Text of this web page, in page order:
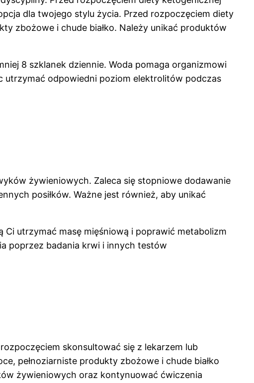
dla twojego stylu życia. Przed rozpoczęciem diety
zbożowe i chude białko. Należy unikać produktów
8 szklanek dziennie. Woda pomaga organizmowi
utrzymać odpowiedni poziom elektrolitów podczas
żywieniowych. Zaleca się stopniowe dodawanie
posiłków. Ważne jest również, aby unikać
utrzymać masę mięśniową i poprawić metabolizm
poprzez badania krwi i innych testów
skonsultować się z lekarzem lub
pełnoziarniste produkty zbożowe i chude białko
żywieniowych oraz kontynuować ćwiczenia